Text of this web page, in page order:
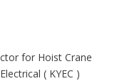
for Hoist Crane
( KYEC )